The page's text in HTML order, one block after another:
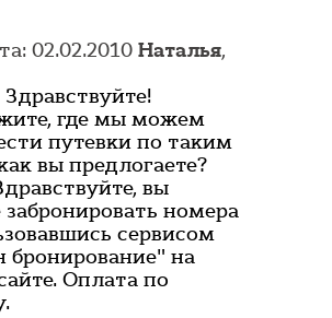
02.02.2010 Наталья,
Здравствуйте!
где мы можем
путевки по таким
вы предлогаете?
вы
номера
сервисом
бронирование" на
Оплата по